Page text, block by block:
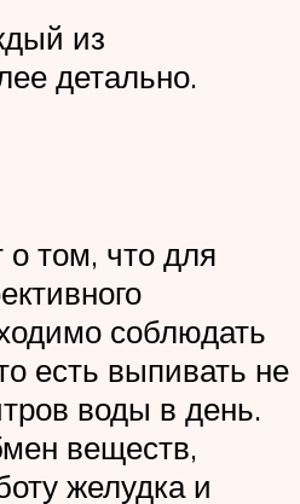
из
детально.
том, что для
соблюдать
есть выпивать не
воды в день.
веществ,
желудка и